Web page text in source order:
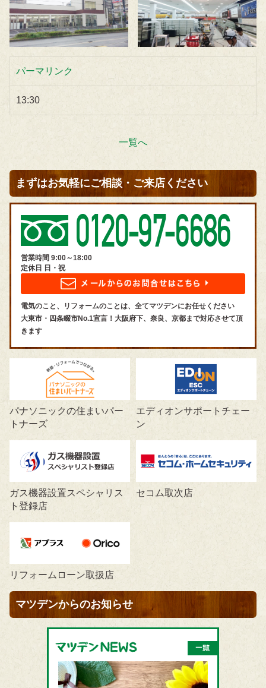
パーマリンク
13:30
一覧へ
まずはお気軽にご相談・ご来店ください
営業時間 9:00～18:00
定休日 日・祝
電気のこと、リフォームのことは、全てマツデンにお任せください
大東市・四条畷市No.1宣言！大阪府下、奈良、京都まで対応させて頂
きます
パナソニックの住まいパー
トナーズ
エディオンサポートチェー
ン
ガス機器設置スペシャリス
ト登録店
セコム取次店
リフォームローン取扱店
マツデンからのお知らせ